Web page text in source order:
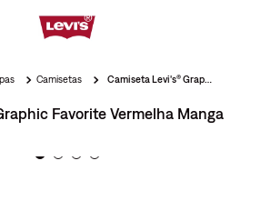
Camisetas
Favorite Vermelha Manga